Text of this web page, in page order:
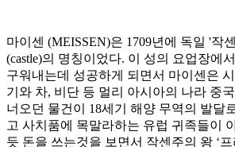
마이센 (MEISSEN)은 1709년에 독일 '작
(castle)의 명칭이었다. 이 성의 요업장에
구워내는데 성공하게 되면서 마이센은
기와 차, 비단 등 멀리 아시아의 나라 중
너오던 물건이 18세기 해양 무역의 발달
고 사치품에 목말라하는 유럽 귀족들이
듯 돈을 쓰는것을 보면서 작센주의 왕 ‘